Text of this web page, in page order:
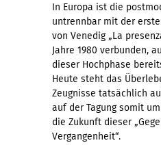
In Europa ist die
untrennbar mit der
von Venedig „La
Jahre 1980 verbunden,
dieser Hochphase
Heute steht das
Zeugnisse tatsächlich
auf der Tagung somit
die Zukunft dieser
Vergangenheit“.